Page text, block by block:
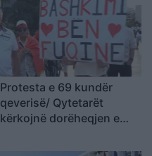
Protesta e 69 kundër
qeverisë/ Qytetarët
kërkojnë dorëheqjen e
sheshin “Skënderbej”: